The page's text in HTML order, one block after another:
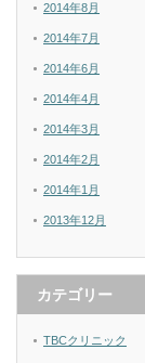
2014年8月
2014年7月
2014年6月
2014年4月
2014年3月
2014年2月
2014年1月
2013年12月
カテゴリー
TBCクリニック